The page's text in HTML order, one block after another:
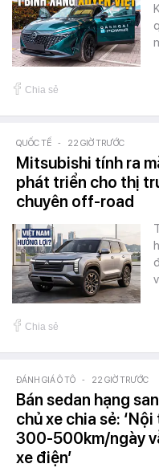
Chia sẻ
QUỐC TẾ - 22 GIỜ TRƯỚC
Mitsubishi tính ra
phát triển cho thị
chuyên off-road
Chia sẻ
ĐÁNH GIÁ Ô TÔ - 22 GIỜ TRƯỚC
Bán sedan hạng
chủ xe chia sẻ:
300-500km/ngày
xe điện’